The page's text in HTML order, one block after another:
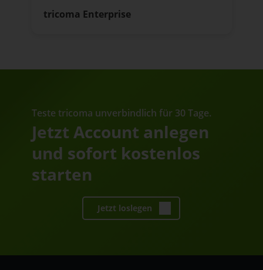
tricoma Enterprise
Teste tricoma unverbindlich für 30 Tage.
Jetzt Account anlegen
und sofort kostenlos
starten
Jetzt loslegen